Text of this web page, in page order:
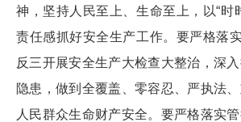
神，坚持人民至上、生命至上，以“时
责任感抓好安全生产工作。要严格落
反三开展安全生产大检查大整治，深
隐患，做到全覆盖、零容忍、严执法
人民群众生命财产安全。要严格落实管